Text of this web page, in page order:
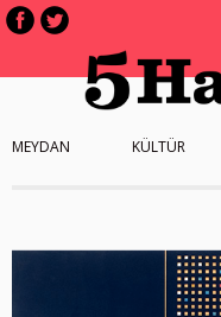
MEYDAN KÜLTÜR